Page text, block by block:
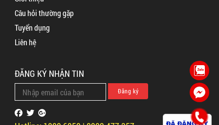
Câu hỏi thường gặp
Tuyển dụng
Liên hệ
ĐĂNG KÝ NHẬN TIN